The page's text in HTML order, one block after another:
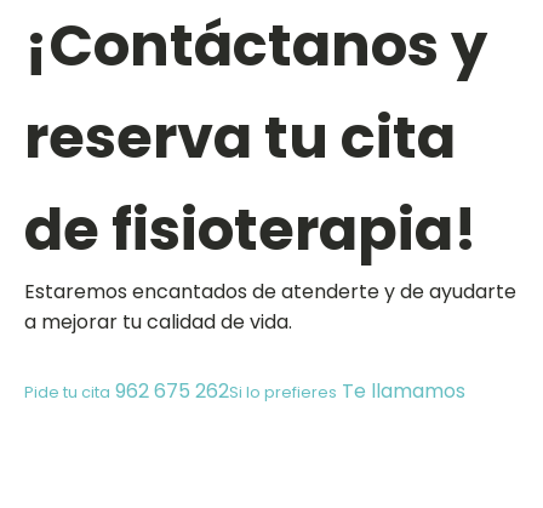
¡Contáctanos y
reserva tu cita
de fisioterapia!
Estaremos encantados de atenderte y de ayudarte
a mejorar tu calidad de vida.
Pide tu cita 962 675 262Si lo prefieres Te llamamos